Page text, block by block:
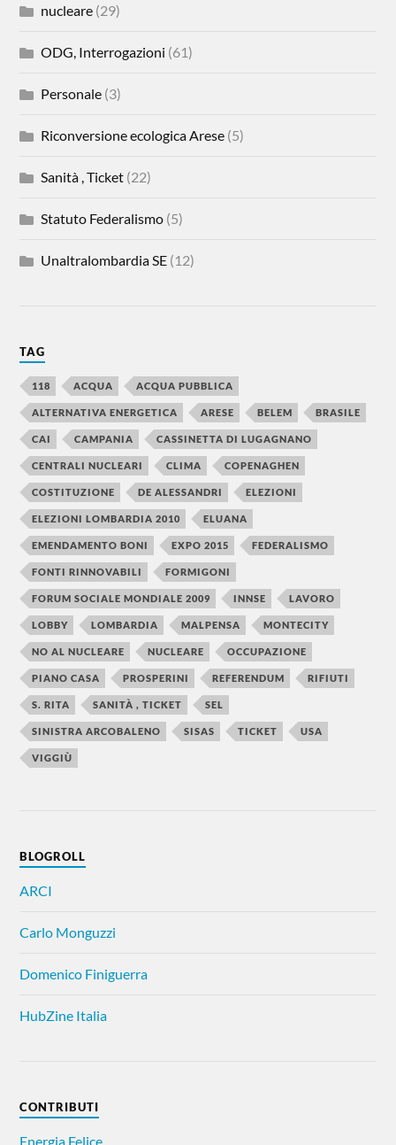
nucleare (29)
ODG, Interrogazioni (61)
Personale (3)
Riconversione ecologica Arese (5)
Sanità , Ticket (22)
Statuto Federalismo (5)
Unaltralombardia SE (12)
TAG
118 ACQUA ACQUA PUBBLICA
ALTERNATIVA ENERGETICA ARESE BELEM BRASILE
CAI CAMPANIA CASSINETTA DI LUGAGNANO
CENTRALI NUCLEARI CLIMA COPENAGHEN
COSTITUZIONE DE ALESSANDRI ELEZIONI
ELEZIONI LOMBARDIA 2010 ELUANA
EMENDAMENTO BONI EXPO 2015 FEDERALISMO
FONTI RINNOVABILI FORMIGONI
FORUM SOCIALE MONDIALE 2009 INNSE LAVORO
LOBBY LOMBARDIA MALPENSA MONTECITY
NO AL NUCLEARE NUCLEARE OCCUPAZIONE
PIANO CASA PROSPERINI REFERENDUM RIFIUTI
S. RITA SANITÀ , TICKET SEL
SINISTRA ARCOBALENO SISAS TICKET USA
VIGGIÙ
BLOGROLL
ARCI
Carlo Monguzzi
Domenico Finiguerra
HubZine Italia
CONTRIBUTI
Energia Felice